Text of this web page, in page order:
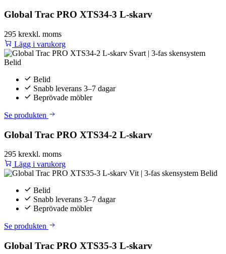
Global Trac PRO XTS34-3 L-skarv
295 krexkl. moms
Lägg i varukorg
Belid
Snabb leverans 3–7 dagar
Beprövade möbler
Se produkten
Global Trac PRO XTS34-2 L-skarv
295 krexkl. moms
Lägg i varukorg
Belid
Snabb leverans 3–7 dagar
Beprövade möbler
Se produkten
Global Trac PRO XTS35-3 L-skarv